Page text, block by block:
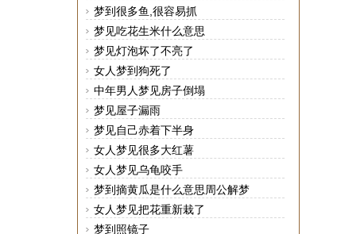
梦到很多鱼,很容易抓
梦见吃花生米什么意思
梦见灯泡坏了不亮了
女人梦到狗死了
中年男人梦见房子倒塌
梦见屋子漏雨
梦见自己赤着下半身
女人梦见很多大红薯
女人梦见乌龟咬手
梦到摘黄瓜是什么意思周公解梦
女人梦见把花重新栽了
梦到照镜子